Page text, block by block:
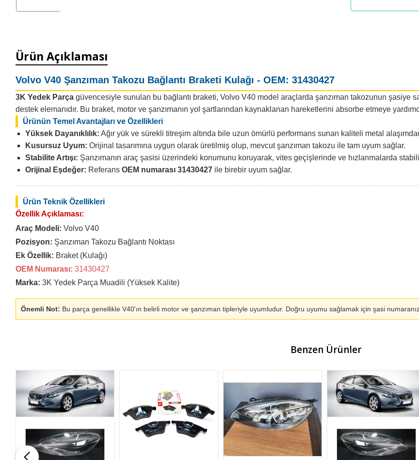
Ürün Açıklaması
Volvo V40 Şanzıman Takozu Bağlantı Braketi Kulağı - OEM: 31430427
3K Yedek Parça güvencesiyle sunulan bu bağlantı braketi, Volvo V40 model araçlarda şanzıman takozunun şasiye
destek elemanıdır. Bu braket, motor ve şanzımanın yol şartlarından kaynaklanan hareketlerini absorbe etmeye
Ürünün Temel Avantajları ve Özellikleri
Yüksek Dayanıklılık: Ağır yük ve sürekli titreşim altında bile uzun ömürlü performans sunan kaliteli metal
Kusursuz Uyum: Orijinal tasarımına uygun olarak üretilmiş olup, mevcut şanzıman takozu ile tam uyum sağlar.
Stabilite Artışı: Şanzımanın araç şasisi üzerindeki konumunu koruyarak, vites geçişlerinde ve hızlanmalarda
Orijinal Eşdeğer: Referans OEM numarası 31430427 ile birebir uyum sağlar.
Ürün Teknik Özellikleri
Özellik Açıklaması:
Araç Modeli: Volvo V40
Pozisyon: Şanzıman Takozu Bağlantı Noktası
Ek Özellik: Braket (Kulağı)
OEM Numarası: 31430427
Marka: 3K Yedek Parça Muadili (Yüksek Kalite)
Önemli Not: Bu parça genellikle V40'ın belirli motor ve şanzıman tipleriyle uyumludur. Doğru uyumu sağlamak için şasi
Benzen Ürünler